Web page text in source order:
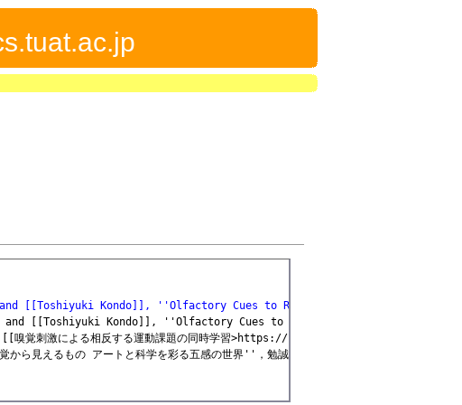
[[Toshiyuki Kondo]], ''Olfactory Cues to Reduce Retrograde
Kondo]], ''Olfactory Cues to Enhance Simultaneous Motor
による相反する運動課題の同時学習>https://kaigi.org/jsai/webprogram/
見えるもの アートと科学を彩る五感の世界''，勉誠出版, (2016)